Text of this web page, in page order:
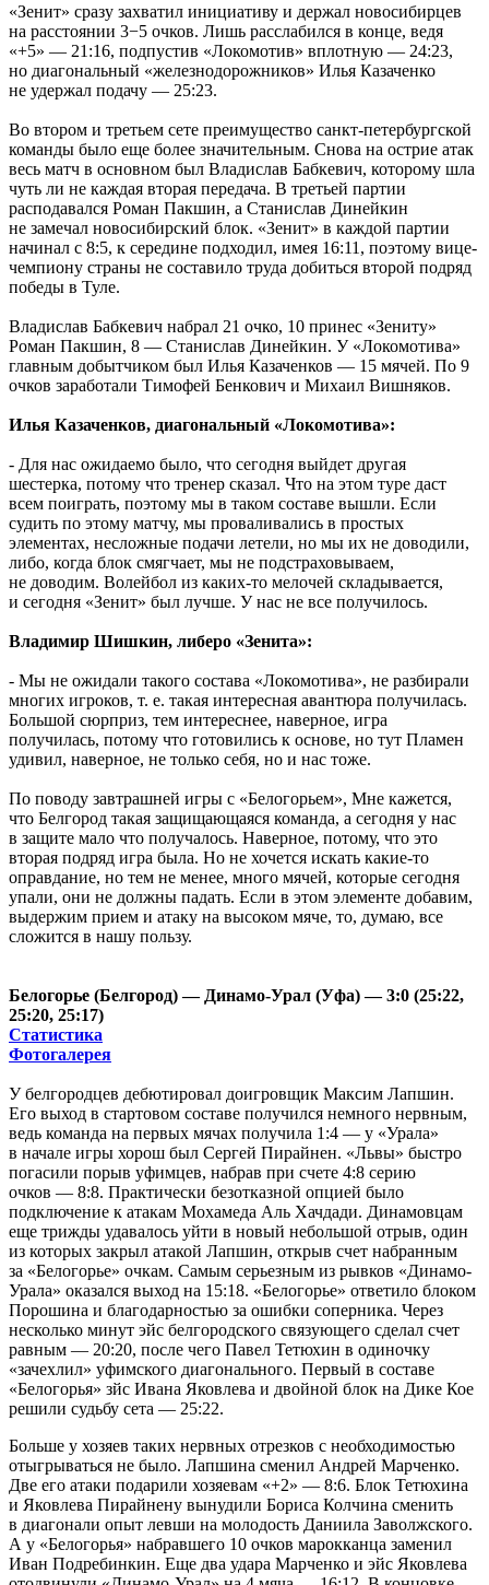
«Зенит» сразу захватил инициативу и держал новосибирцев
на расстоянии 3−5 очков. Лишь расслабился в конце, ведя
«+5» — 21:16, подпустив «Локомотив» вплотную — 24:23,
но диагональный «железнодорожников» Илья Казаченко
не удержал подачу — 25:23.
Во втором и третьем сете преимущество санкт-петербургской
команды было еще более значительным. Снова на острие атак
весь матч в основном был Владислав Бабкевич, которому шла
чуть ли не каждая вторая передача. В третьей партии
расподавался Роман Пакшин, а Станислав Динейкин
не замечал новосибирский блок. «Зенит» в каждой партии
начинал с 8:5, к середине подходил, имея 16:11, поэтому вице-
чемпиону страны не составило труда добиться второй подряд
победы в Туле.
Владислав Бабкевич набрал 21 очко, 10 принес «Зениту»
Роман Пакшин, 8 — Станислав Динейкин. У «Локомотива»
главным добытчиком был Илья Казаченков — 15 мячей. По 9
очков заработали Тимофей Бенкович и Михаил Вишняков.
Илья Казаченков, диагональный «Локомотива»:
- Для нас ожидаемо было, что сегодня выйдет другая
шестерка, потому что тренер сказал. Что на этом туре даст
всем поиграть, поэтому мы в таком составе вышли. Если
судить по этому матчу, мы проваливались в простых
элементах, несложные подачи летели, но мы их не доводили,
либо, когда блок смягчает, мы не подстраховываем,
не доводим. Волейбол из каких-то мелочей складывается,
и сегодня «Зенит» был лучше. У нас не все получилось.
Владимир Шишкин, либеро «Зенита»:
- Мы не ожидали такого состава «Локомотива», не разбирали
многих игроков, т. е. такая интересная авантюра получилась.
Большой сюрприз, тем интереснее, наверное, игра
получилась, потому что готовились к основе, но тут Пламен
удивил, наверное, не только себя, но и нас тоже.
По поводу завтрашней игры с «Белогорьем», Мне кажется,
что Белгород такая защищающаяся команда, а сегодня у нас
в защите мало что получалось. Наверное, потому, что это
вторая подряд игра была. Но не хочется искать какие-то
оправдание, но тем не менее, много мячей, которые сегодня
упали, они не должны падать. Если в этом элементе добавим,
выдержим прием и атаку на высоком мяче, то, думаю, все
сложится в нашу пользу.
Белогорье (Белгород) — Динамо-Урал (Уфа) — 3:0 (25:22,
25:20, 25:17)
Статистика
Фотогалерея
У белгородцев дебютировал доигровщик Максим Лапшин.
Его выход в стартовом составе получился немного нервным,
ведь команда на первых мячах получила 1:4 — у «Урала»
в начале игры хорош был Сергей Пирайнен. «Львы» быстро
погасили порыв уфимцев, набрав при счете 4:8 серию
очков — 8:8. Практически безотказной опцией было
подключение к атакам Мохамеда Аль Хачдади. Динамовцам
еще трижды удавалось уйти в новый небольшой отрыв, один
из которых закрыл атакой Лапшин, открыв счет набранным
за «Белогорье» очкам. Самым серьезным из рывков «Динамо-
Урала» оказался выход на 15:18. «Белогорье» ответило блоком
Порошина и благодарностью за ошибки соперника. Через
несколько минут эйс белгородского связующего сделал счет
равным — 20:20, после чего Павел Тетюхин в одиночку
«зачехлил» уфимского диагонального. Первый в составе
«Белогорья» зйс Ивана Яковлева и двойной блок на Дике Кое
решили судьбу сета — 25:22.
Больше у хозяев таких нервных отрезков с необходимостью
отыгрываться не было. Лапшина сменил Андрей Марченко.
Две его атаки подарили хозяевам «+2» — 8:6. Блок Тетюхина
и Яковлева Пирайнену вынудили Бориса Колчина сменить
в диагонали опыт левши на молодость Даниила Заволжского.
А у «Белогорья» набравшего 10 очков марокканца заменил
Иван Подребинкин. Еще два удара Марченко и эйс Яковлева